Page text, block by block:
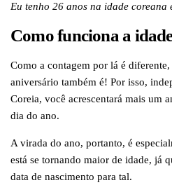
Eu tenho 26 anos na idade
Como funciona a
Como a contagem por lá é
aniversário também é! Por isso,
Coreia, você acrescentará mais um
dia do ano.
A virada do ano, portanto, é
está se tornando maior de idade, já
data de nascimento para tal.